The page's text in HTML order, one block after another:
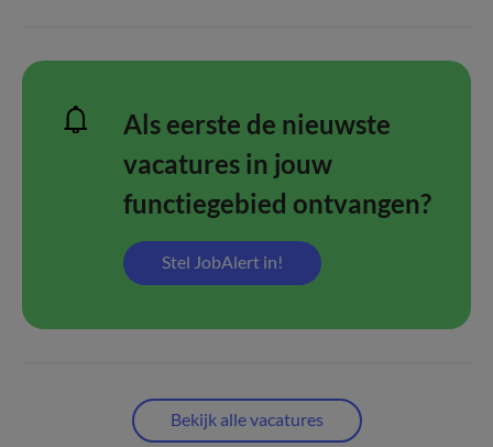
Als eerste de nieuwste
vacatures in jouw
functiegebied ontvangen?
Stel JobAlert in!
Bekijk alle vacatures